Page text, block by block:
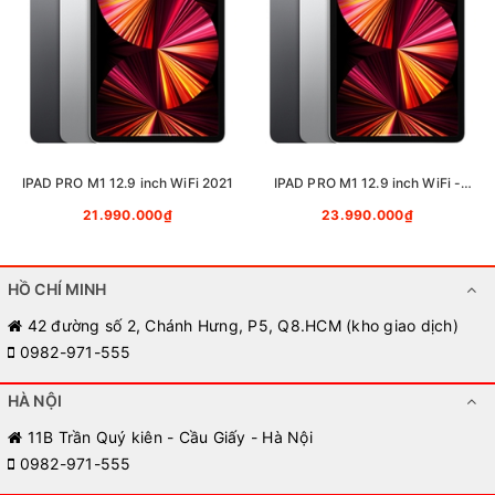
iPad Air 5 có nhiều tính năng đặc biệt: Kết nối Apple Pencil 2,
mạng xã hội giải trí trên một thiết bị màn hình to thì đây là 1
trong nhữngmáy tính bảng
IPAD PRO M1 12.9 inch WiFi 2021
21.990.000₫
IPAD PRO M1 12.9 inch WiFi -
23.990.000₫
HỒ CHÍ MINH
42 đường số 2, Chánh Hưng, P5, Q8.HCM (kho giao dịch)
0982-971-555
HÀ NỘI
11B Trần Quý kiên - Cầu Giấy - Hà Nội
0982-971-555